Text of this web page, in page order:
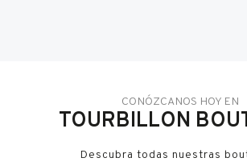
CONÓZCANOS HOY EN
TOURBILLON
Descubra todas nuestras